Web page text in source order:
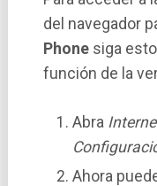
del navegador
Phonesiga
función de la
Abra
Ahora